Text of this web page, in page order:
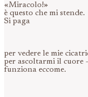
«Miracolo!»
è questo che mi stende.
Si paga
per vedere le mie
per ascoltarmi il cuore
funziona eccome.